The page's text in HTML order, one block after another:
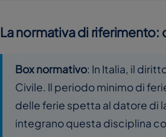
La normativa di riferimento:
Box normativo: In Italia, il
Civile. Il periodo minimo di
delle ferie spetta al datore di
integrano questa disciplina